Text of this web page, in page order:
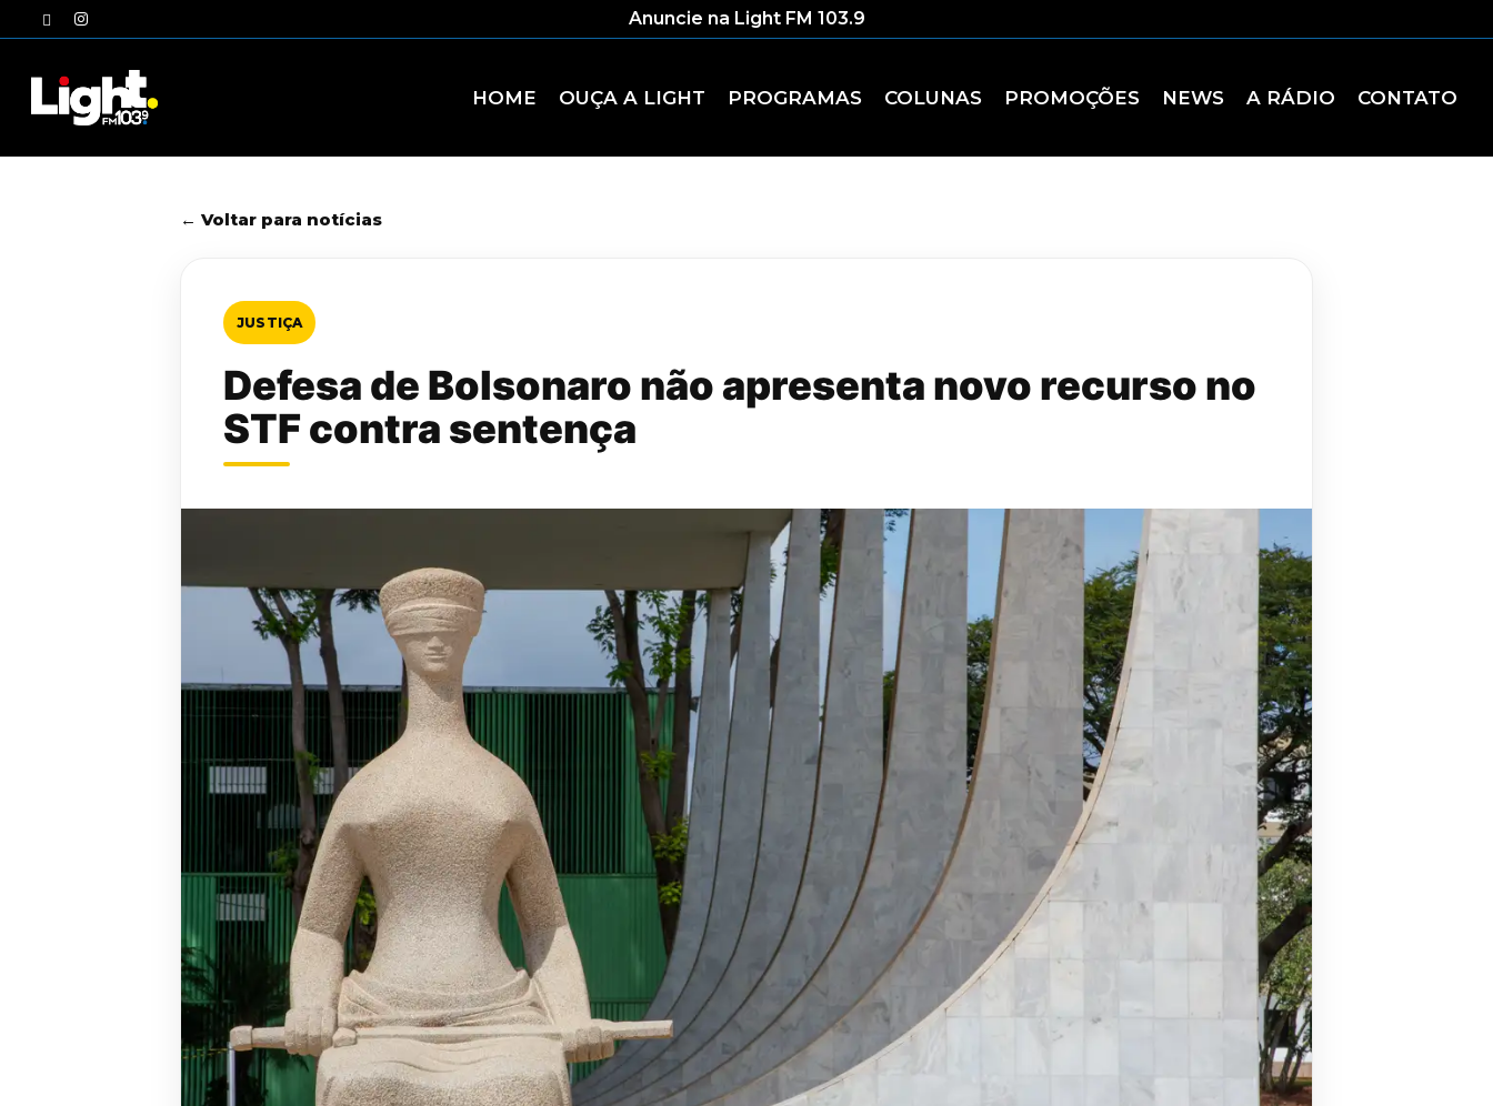
to
twitterinstagram Anuncie na Light FM 103.9
HOME OUÇA A LIGHT PROGRAMAS COLUNAS PROMOÇÕES NEWS A RÁDIO CONTATO
← Voltar para notícias
JUSTIÇA
Defesa de Bolsonaro não apresenta novo recurso no
STF contra sentença